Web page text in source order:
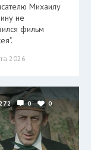
Михаилу
не
фильм
2026
0 0